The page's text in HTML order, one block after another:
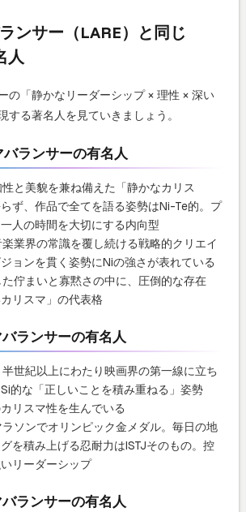
ンサー（LARE）と同じ
人
の「静かなリーダーシップ × 理性 × 深い
する著名人を見ていきましょう。
ランサーの有名人
と美貌を兼ね備えた「静かなカリス
ず、作品で全てを語る姿勢はNi-Te的。プ
人の時間を大切にする内向型
業界の常識を覆し続ける戦略的クリエイ
ョンを貫く姿勢にNiの強さが表れている
佇まいと寡黙さの中に、圧倒的な存在
リスマ」の代表格
ランサーの有名人
世紀以上にわたり映画界の第一線に立ち
的な「正しいことを積み重ねる」姿勢
リスマ性を生んでいる
ソンでオリンピック金メダル。毎日の地
を積み上げる忍耐力はISTJそのもの。控
リーダーシップ
ランサーの有名人